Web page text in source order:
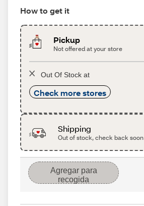
How to get it
Pickup
Not offered at your store
Out Of Stock at
Check more stores
Shipping
Out of stock, check back soon
Agregar para
recogida